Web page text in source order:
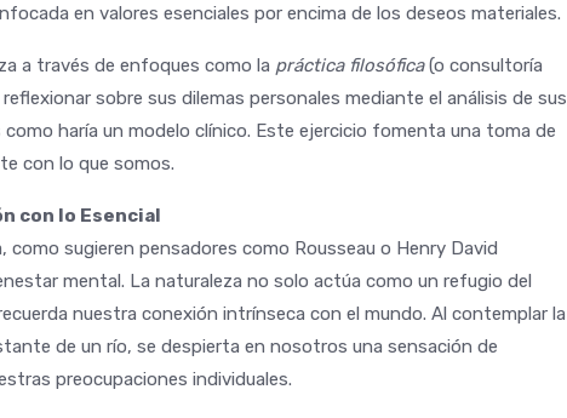
en valores esenciales por encima de los deseos materiales.
a través de enfoques como la práctica filosófica(o consultoría
sobre sus dilemas personales mediante el análisis de sus
haría un modelo clínico. Este ejercicio fomenta una toma de
con lo que somos.
con lo Esencial
como sugieren pensadores como Rousseau o Henry David
mental. La naturaleza no solo actúa como un refugio del
nuestra conexión intrínseca con el mundo. Al contemplar la
de un río, se despierta en nosotros una sensación de
preocupaciones individuales.